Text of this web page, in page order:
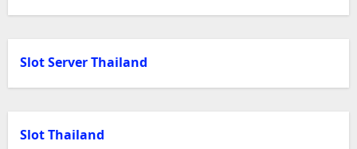
Slot Server Thailand
Slot Thailand